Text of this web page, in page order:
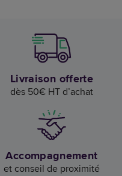
Livraison offerte
dès 50€ HT d’achat
Accompagnement
et conseil de proximité